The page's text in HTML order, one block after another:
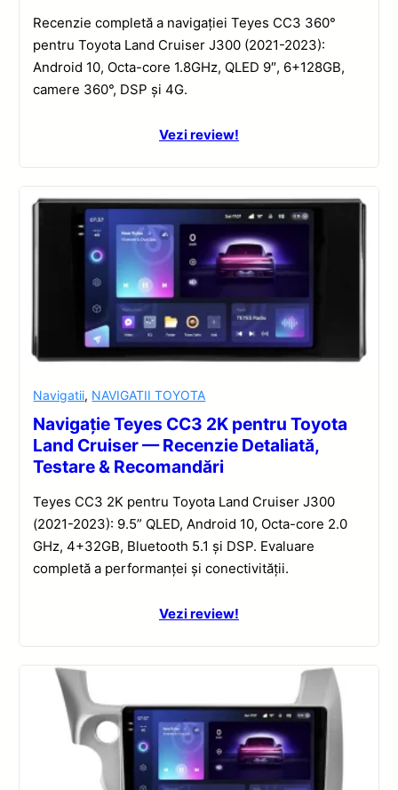
Recenzie completă a navigației Teyes CC3 360°
pentru Toyota Land Cruiser J300 (2021-2023):
Android 10, Octa-core 1.8GHz, QLED 9″, 6+128GB,
camere 360°, DSP și 4G.
Vezi review!
Navigatii, NAVIGATII TOYOTA
Navigație Teyes CC3 2K pentru Toyota
Land Cruiser — Recenzie Detaliată,
Testare & Recomandări
Teyes CC3 2K pentru Toyota Land Cruiser J300
(2021-2023): 9.5” QLED, Android 10, Octa-core 2.0
GHz, 4+32GB, Bluetooth 5.1 și DSP. Evaluare
completă a performanței și conectivității.
Vezi review!